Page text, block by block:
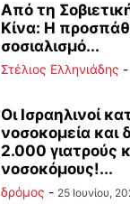
Από τη
Κίνα: Η
σοσιαλισμό...
Στέλιος Ελληνιάδης -
Οι Ισραηλινοί
νοσοκομεία και
2.000 γιατρούς
νοσοκόμους!...
δρόμος - 25 Ιουνίου,